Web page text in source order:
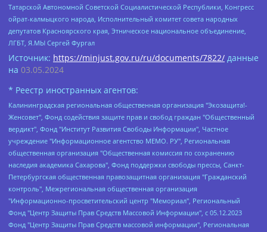
Татарской Автономной Советской Социалистической Республики, Конгресс
ойрат-калмыцкого народа, Исполнительный комитет совета народных
депутатов Красноярского края, Этническое национальное объединение,
ЛГБТ, Я.МЫ Сергей Фургал
Источник: https://minjust.gov.ru/ru/documents/7822/ данные
на 03.05.2024
* Реестр иностранных агентов:
Калининградская региональная общественная организация "Экозащита!-Женсовет", Фонд содействия защите прав и свобод граждан "Общественный вердикт", Фонд "Институт Развития Свободы Информации", Частное учреждение "Информационное агентство МЕМО. РУ", Региональная общественная организация "Общественная комиссия по сохранению наследия академика Сахарова", Фонд поддержки свободы прессы, Санкт-Петербургская общественная правозащитная организация "Гражданский контроль", Межрегиональная общественная организация "Информационно-просветительский центр "Мемориал", Региональный Фонд "Центр Защиты Прав Средств Массовой Информации", с 05.12.2023 Фонд "Центр Защиты Прав Средств массовой информации", Региональная общественная благотворительная организация помощи беженцам и мигрантам "Гражданское содействие", Негосударственное образовательное учреждение дополнительного профессионального образования (повышение квалификации) специалистов "АКАДЕМИЯ ПО ПРАВАМ ЧЕЛОВЕКА", Свердловская региональная общественная организация "Сутяжник", Автономная некоммерческая организация "Центр независимых социологических исследований", Союз общественных объединений "Российский исследовательский центр по правам человека", Региональное общественное учреждение научно-информационный центр "МЕМОРИАЛ", Некоммерческая организация "Фонд защиты гласности", Автономная некоммерческая организация "Институт прав человека", Городская общественная организация "Екатеринбургское общество "МЕМОРИАЛ", Городская общественная организация "Рязанское историко-просветительское и правозащитное общество "Мемориал" (Рязанский Мемориал), Челябинский региональный орган общественной самодеятельности – женское общественное объединение "Женщины Евразии", Челябинский региональный орган общественной самодеятельности "Уральская правозащитная группа", Фонд содействия защите здоровья и социальной справедливости имени Андрея Рылькова, Автономная Некоммерческая Организация "Аналитический Центр Юрия Левады", Автономная некоммерческая организация социальной поддержки населения "Проект Апрель", Региональная общественная организация помощи женщинам и детям, находящимся в кризисной ситуации "Информационно-методический центр "Анна", Фонд содействия развитию массовых коммуникаций и правовому просвещению "Так-так-Так", Фонд содействия устойчивому развитию "Серебряная тайга", Свердловский региональный общественный фонд социальных проектов "Новое время", "Idel.Реалии", Кавказ.Реалии, Крым.Реалии, Телеканал Настоящее Время, Татаро-башкирская служба Радио Свобода (Azatliq Radiosi), Радио Свободная Европа/Радио Свобода (PCE/PC), "Сибирь.Реалии", "Фактограф", Благотворительный фонд помощи осужденным и их семьям, Автономная некоммерческая организация "Институт глобализации и социальных движений", Фонд "В защиту прав заключенных", Частное учреждение "Центр поддержки и содействия развитию средств массовой информации", Пензенский региональный общественный благотворительный фонд "Гражданский союз", "Север.Реалии", Некоммерческая организация Фонд "Правовая инициатива", Общество с ограниченной ответственностью "Радио Свободная Европа/Радио Свобода", Чешское информационное агентство "MEDIUM-ORIENT", Красноярская региональная общественная организация "Мы против СПИДа", Камалягин Денис Николаевич, Маркелов Сергей Евгеньевич, Пономарев Лев Александрович, Савицкая Людмила Алексеевна, Автономная некоммерческая организация "Центр по работе с проблемой насилия "НАСИЛИЮ.НЕТ", Межрегиональный профессиональный союз работников здравоохранения "Альянс врачей", Юридическое лицо, зарегистрированное в Латвийской Республике, SIA "Medusa Project" (регистрационный номер 40103797863, дата регистрации 10.06.2014), Некоммерческая организация "Фонд по борьбе с коррупцией", Автономная некоммерческая организация "Институт права и публичной политики", Баданин Роман Сергеевич, Гликин Максим Александрович, Железнова Мария Михайловна, Лукьянова Юлия Сергеевна, Маетная Елизавета Витальевна, Маняхин Петр Борисович, Чуракова Ольга Владимировна, Ярош Юлия Петровна, Юридическое лицо "The Insider SIA", зарегистрированное в Риге, Латвийская Республика (дата регистрации 26.06.2015), являющееся администратором доменного имени интернет-издания "The Insider SIA", https://theins.ru, Постернак Алексей Евгеньевич, Рубин Михаил Аркадьевич, Анин Роман Александрович, Юридическое лицо Istories fonds, зарегистрированное в Латвийской Республике (регистрационный номер 50008295751, дата регистрации 24.02.2020), Великовский Дмитрий Александрович, Долинина Ирина Николаевна, Мароховская Алеся Алексеевна, Шлейнов Роман Юрьевич, Шмагун Олеся Валентиновна, Общество с ограниченной ответственностью "Альтаир 2021", Общество с ограниченной ответственностью "Вега 2021", Общество с ограниченной ответственностью "Главный редактор 2021", Общество с ограниченной ответственностью "Ромашки монолит", Важенков Артем Валерьевич, Ивановская областная общественная организация "Центр гендерных исследований", Гурман Юрий Альбертович, Медиапроект "ОВД-Инфо", Егоров Владимир Владимирович, Жилинский Владимир Александрович, Общество с ограниченной ответственностью "ЗП", Иванова София Юрьевна, Карезина Инна Павловна, Кильтау Екатерина Викторовна, Петров Алексей Викторович, Пискунов Сергей Евгеньевич, Смирнов Сергей Сергеевич, Тихонов Михаил Сергеевич, Общество с ограниченной ответственностью "ЖУРНАЛИСТ-ИНОСТРАННЫЙ АГЕНТ", Арапова Галина Юрьевна, Вольтская Татьяна Анатольевна, Американская компания "Mason G.E.S. Anonymous Foundation" (США), являющаяся владельцем интернет-издания https://mnews.world/, Компания "Stichting Bellingcat", зарегистрированная в Нидерландах (дата регистрации 11.07.2018), Захаров Андрей Вячеславович, Клепиковская Екатерина Дмитриевна, Общество с ограниченной ответственностью "МЕМО", Перл Роман Александрович, Симонов Евгений Алексеевич, Соловьева Елена Анатольевна, Сотников Даниил Владимирович, Сурначева Елизавета Дмитриевна, Автономная некоммерческая организация по защите прав человека и информированию населения "Якутия – Наше Мнение", Общество с ограниченной ответственностью "Москоу диджитал медиа", с 26.01.2023 Общество с ограниченной ответственностью "Чайка Белые сады", Ветошкина Валерия Валерьевна, Заговора Максим Александрович, Межрегиональное общественное движение "Российская ЛГБТ - сеть", Оленичев Максим Владимирович, Павлов Иван Юрьевич, Скворцова Елена Сергеевна, Общество с ограниченной ответственностью "Как бы инагент", Кочетков Игорь Викторович, Общество с ограниченной ответственностью "Честные выборы", Еланчик Олег Александрович, Общество с ограниченной ответственностью "Нобелевский призыв", Гималова Регина Эмилевна, Григорьев Андрей Валерьевич, Григорьева Алина Александровна, Ассоциация по содействию защите прав призывников, альтернативнослужащих и военнослужащих "Правозащитная группа "Гражданин.Армия.Право", Хисамова Регина Фаритовна, Автономная некоммерческая организация по реализации социально-правовых программ "Лилит", Дальневосточное общественное движение "Маяк", Санкт-Петербургская ЛГБТ-инициативная группа "Выход", Инициативная группа ЛГБТ+ "Реверс", Алексеев Андрей Викторович, Бекбулатова Таисия Львовна, Беляев Иван Михайлович, Владыкина Елена Сергеевна, Гельман Марат Александрович, Никульшина Вероника Юрьевна, Толоконникова Надежда Андреевна, Шендерович Виктор Анатольевич, Общество с ограниченной ответственностью "Данное сообщение", Общество с ограниченной ответственностью Издательский дом "Новая глава", Айнбиндер Александра Александровна, Московский комьюнити-центр для ЛГБТ+инициатив, Благотворительный фонд развития филантропии, Deutsche Welle (Германия, Kurt-Schumacher-Strasse 3, 53113 Bonn), Борзунова Мария Михайловна, Воробьев Виктор Викторович, Голубева Анна Львовна, Константинова Алла Михайловна, Малкова Ирина Владимировна, Мурадов Мурад Абдулгалимович, Осетинская Елизавета Николаевна, Понасенков Евгений Николаевич, Ганапольский Матвей Юрьевич, Киселев Евгений Алексеевич, Борухович Ирина Григорьевна, Дремин Иван Тимофеевич, Дубровский Дмитрий Викторович, Красноярская региональная общественная организация поддержки и развития альтернативных образовательных технологий и межкультурных коммуникаций "ИНТЕРРА", Маяковская Екатерина Алексеевна, Фейгин Марк Захарович, Филимонов Андрей Викторович, Дзугкоева Регина Николаевна, Доброхотов Роман Александрович, Дудь Юрий Александрович, Елкин Сергей Владимирович, Кругликов Кирилл Игоревич, Сабунаева Мария Леонидовна, Семенов Алексей Владимирович, Шаинян Карен Багратович, Шульман Екатерина Михайловна, Асафьев Артур Валерьевич, Вахштайн Виктор Семенович, Венедиктов Алексей Алексеевич, Лушникова Екатерина Евгеньевна, Волков Леонид Михайлович, Невзоров Александр Глебович, Пархоменко Сергей Борисович, Сироткин Ярослав Николаевич, Кара-Мурза Владимир Владимирович, Баранова Наталья Владимировна, Гозман Леонид Яковлевич, Кагарлицкий Борис Юльевич, Климарев Михаил Валерьевич, Милов Владимир Станиславович, Автономная некоммерческая организация Краснодарский центр современного искусства "Типография", Моргенштерн Алишер Тагирович, Соболь Любовь Эдуардовна, Общество с ограниченной ответственностью "ЛИЗА НОРМ", Каспаров Гарри Кимович, Ходорковский Михаил Борисович, Общество с ограниченной ответственностью "Апрельские тезисы", Данилович Ирина Брониславовна, Кашин Олег Владимирович, Петров Николай Владимирович, Пивоваров Алексей Владимирович, Соколов Михаил Владимирович, Цветкова Юлия Владимировна, Чичваркин Евгений Александрович, Комитет против пыток/Команда против пыток, Общество с ограниченной ответственностью "Первый научный", Общество с ограниченной ответственностью "Вертолет и ко", Белоцерковская Вероника Борисовна, Кац Максим Евгеньевич, Лазарева Татьяна Юрьевна, Шаведдинов Руслан Табризович, Яшин Илья Валерьевич, Общество с ограниченной ответственностью "Иноагент ААВ", Алешковский Дмитрий Петрович, Альбац Евгения Марковна, Быков Дмитрий Львович, Галямина Юлия Евгеньевна, Лойко Сергей Леонидович, Мартынов Кирилл Константинович, Медведев Сергей Александрович, Крашенинников Федор Геннадиевич, Гордеева Катерина Вл